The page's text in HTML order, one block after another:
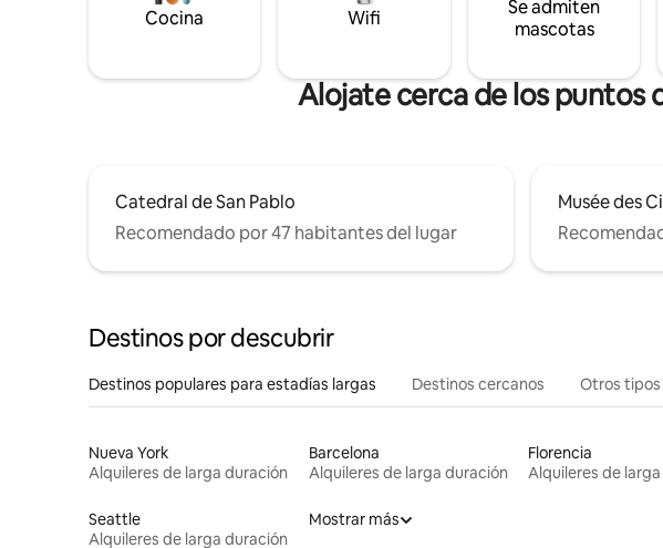
Cocina Wifi
Se admiten
mascotas
Alojate cerca de los
Catedral de San Pablo
Recomendado por 47 habitantes del lugar
Musée des
Destinos por descubrir
Destinos populares para estadías largas Destinos cercanos Otros
Nueva York
Alquileres de larga duración
Barcelona
Alquileres de larga duración
Florencia
Alquileres de
Seattle
Alquileres de larga duración
Mostrar más